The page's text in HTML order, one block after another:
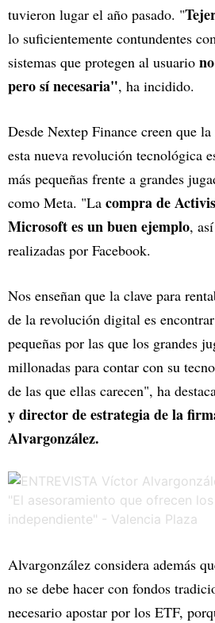
tuvieron lugar el año pasado. "
lo suficientemente contundentes
sistemas que protegen al usuario
pero sí necesaria", ha incidido.
Desde Nextep Finance creen que
esta nueva revolución tecnológica
más pequeñas frente a grandes
como Meta. "La compra de
Microsoft es un buen ejemplo,
realizadas por Facebook.
Nos enseñan que la clave para
de la revolución digital es encontrar
pequeñas por las que los grandes
millonadas para contar con su
de las que ellas carecen", ha
y director de estrategia de la
Alvargonzález.
Alvargonzález considera además
no se debe hacer con fondos
necesario apostar por los ETF,